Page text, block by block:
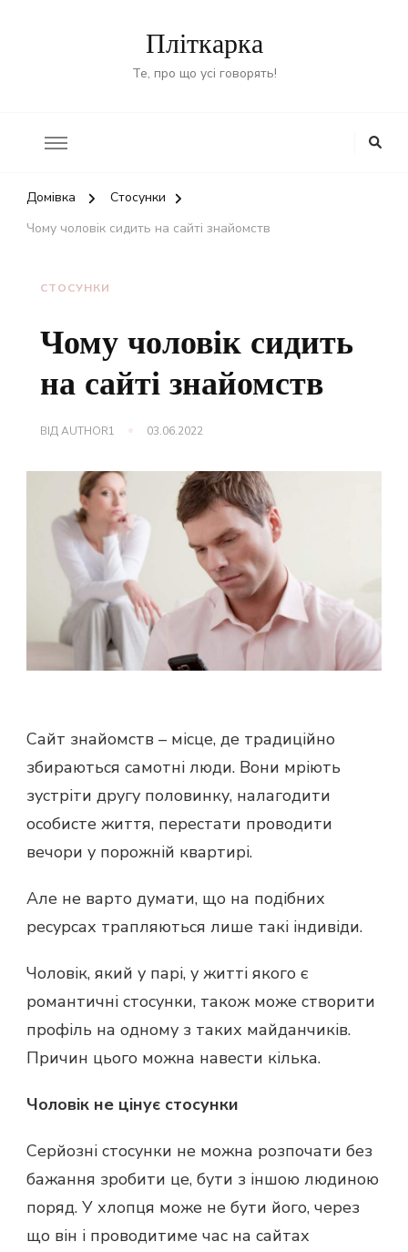
Пліткарка
Те, про що усі говорять!
Домівка
Стосунки
Чому чоловік сидить на сайті знайомств
СТОСУНКИ
Чому чоловік сидить
на сайті знайомств
ВІДAUTHOR1 03.06.2022
Сайт знайомств – місце, де традиційно
збираються самотні люди. Вони мріють
зустріти другу половинку, налагодити
особисте життя, перестати проводити
вечори у порожній квартирі.
Але не варто думати, що на подібних
ресурсах трапляються лише такі індивіди.
Чоловік, який у парі, у житті якого є
романтичні стосунки, також може створити
профіль на одному з таких майданчиків.
Причин цього можна навести кілька.
Чоловік не цінує стосунки
Серйозні стосунки не можна розпочати без
бажання зробити це, бути з іншою людиною
поряд. У хлопця може не бути його, через
що він і проводитиме час на сайтах